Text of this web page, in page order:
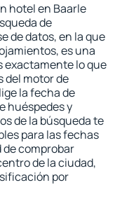
hotel en Baarle
de
de datos, en la que
es una
exactamente lo que
del motor de
la fecha de
huéspedes y
de la búsqueda te
para las fechas
de comprobar
de la ciudad,
por